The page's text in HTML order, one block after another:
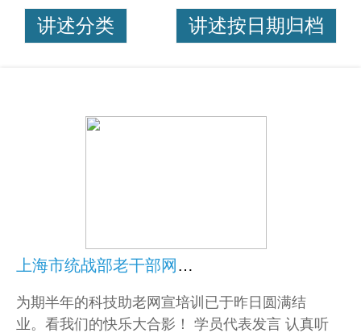
讲述分类 讲述按日期归档
上海市统战部老干部网宣培训第二期昨日结业啦！
为期半年的科技助老网宣培训已于昨日圆满结
业。看我们的快乐大合影！ 学员代表发言 认真听